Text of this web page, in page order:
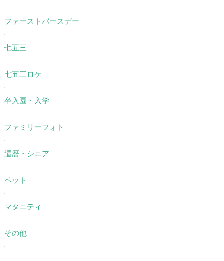
ファーストバースデー
七五三
七五三ロケ
卒入園・入学
ファミリーフォト
還暦・シニア
ペット
マタニティ
その他